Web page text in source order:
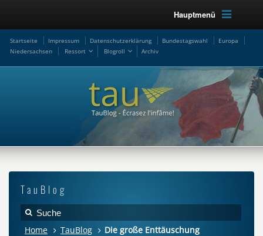
Hauptmenü
Startseite Impressum Datenschutzerklärung Bundestagswahl
Europa
Niedersachsen
Ressort Blogroll Archiv
TauBlog
Home TauBlog Die große Enttäuschung